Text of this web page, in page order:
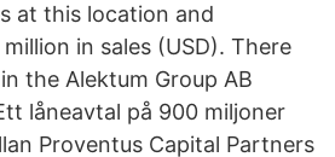
at this location and
in sales (USD). There
the Alektum Group AB
låneavtal på 900 miljoner
Proventus Capital Partners